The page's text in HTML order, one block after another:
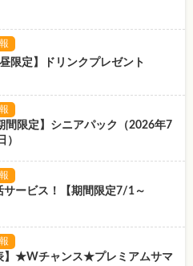
限定】ドリンクプレゼント
間限定】シニアパック（2026年7
）
サービス！【期間限定7/1～
】★Wチャンス★プレミアムサマ